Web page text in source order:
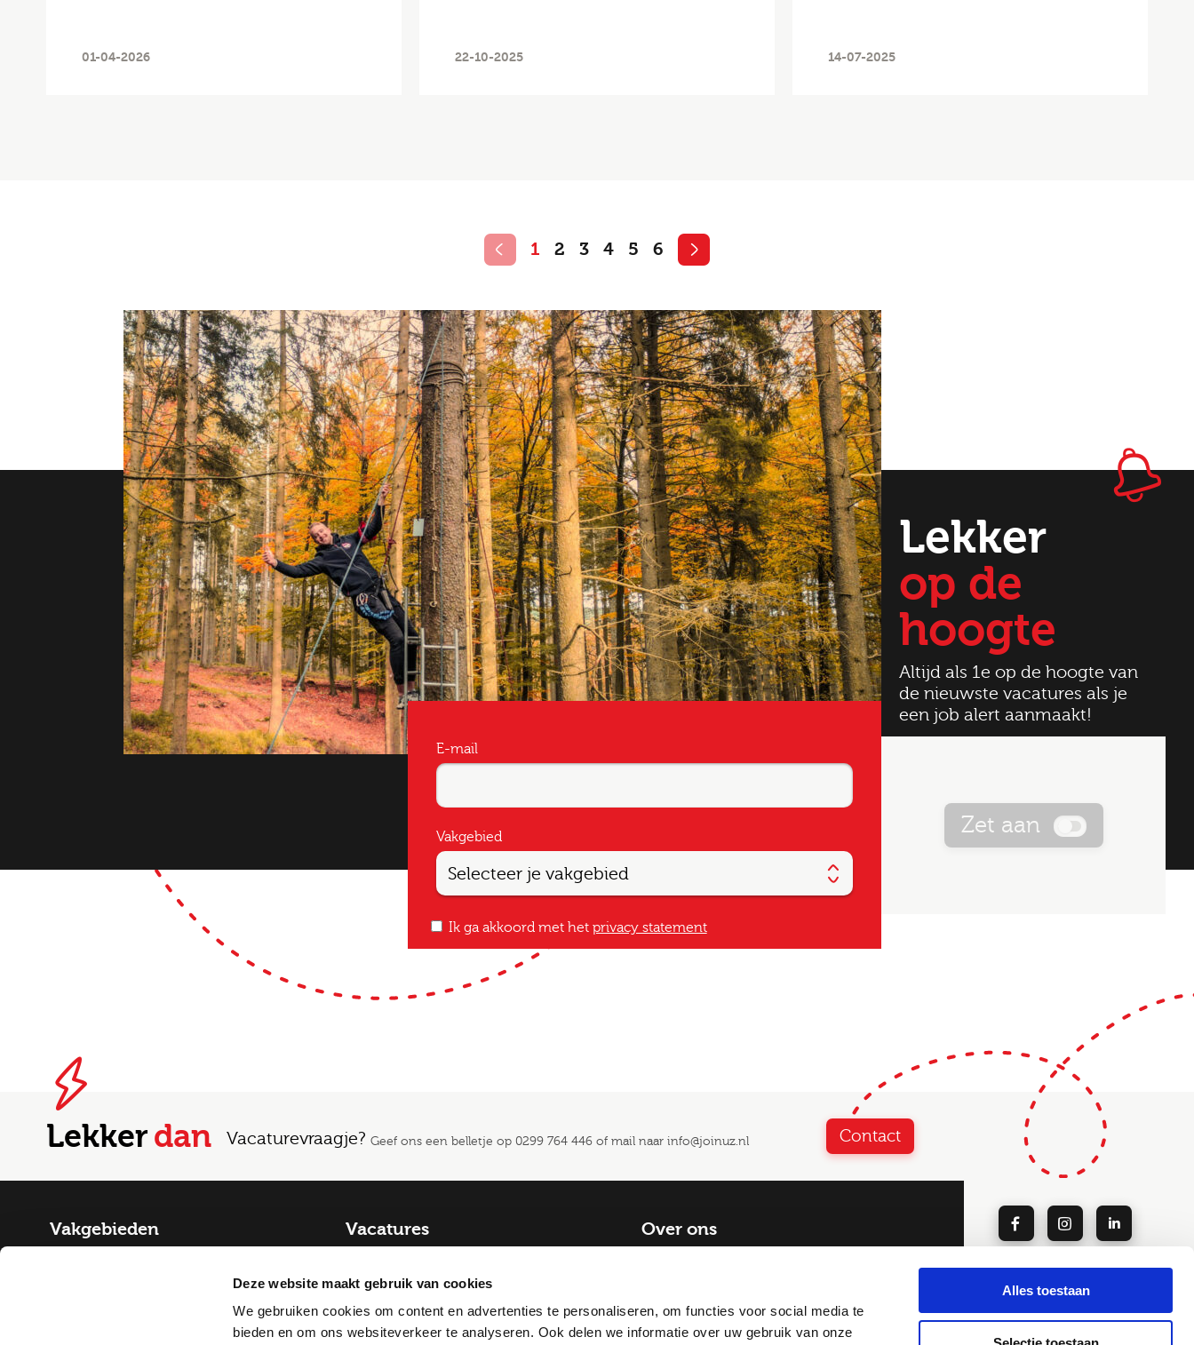
Deze website maakt gebruik van cookies
We gebruiken cookies om content en advertenties te personaliseren, om functies voor social media te
bieden en om ons websiteverkeer te analyseren. Ook delen we informatie over uw gebruik van onze
Alles toestaan
01-04-2026 22-10-2025 14-07-2025
1 2 3 4 5 6
Lekker
op de
hoogte
Altijd als 1e op de hoogte van
de nieuwste vacatures als je
een job alert aanmaakt!
E-mail
Vakgebied
Ik ga akkoord met het privacy statement
Zet aan
Lekkerdan Vacaturevraagje? Geef ons een belletje op 0299 764 446 of mail naar info@joinuz.nl Contact
Vakgebieden
Verkeerskundige / Adviseur Mobiliteit
Beleidsadviseur Sociaal Domein
Vacatures
Droombaan
Vestigingen
Over ons
Historie
Onze lekker leven filosofie
Disclaimer
Privacy